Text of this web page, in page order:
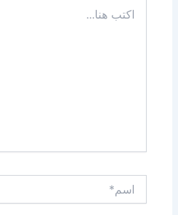
هنا...